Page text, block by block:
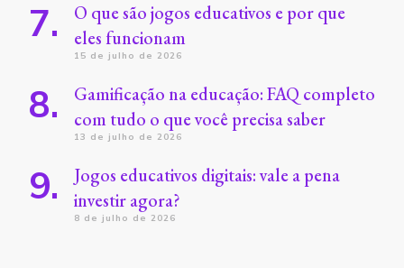
O que são jogos educativos e por que
eles funcionam
15 de julho de 2026
Gamificação na educação: FAQ completo
com tudo o que você precisa saber
13 de julho de 2026
Jogos educativos digitais: vale a pena
investir agora?
8 de julho de 2026